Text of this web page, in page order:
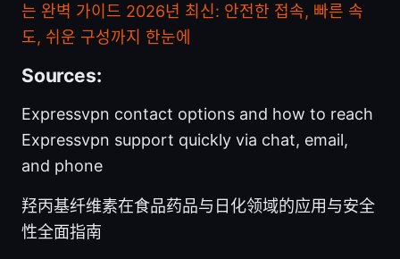
는 완벽 가이드 2026년 최신: 안전한 접속, 빠른 속
도, 쉬운 구성까지 한눈에
Sources:
Expressvpn contact options and how to reach
Expressvpn support quickly via chat, email,
and phone
羟丙基纤维素在食品药品与日化领域的应用与安全
性全面指南